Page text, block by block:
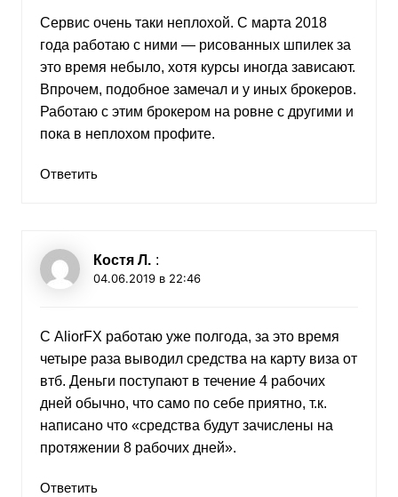
Сервис очень таки неплохой. С марта 2018
года работаю с ними — рисованных шпилек за
это время небыло, хотя курсы иногда зависают.
Впрочем, подобное замечал и у иных брокеров.
Работаю с этим брокером на ровне с другими и
пока в неплохом профите.
Ответить
Костя Л. :
04.06.2019 в 22:46
С AliorFX работаю уже полгода, за это время
четыре раза выводил средства на карту виза от
втб. Деньги поступают в течение 4 рабочих
дней обычно, что само по себе приятно, т.к.
написано что «средства будут зачислены на
протяжении 8 рабочих дней».
Ответить